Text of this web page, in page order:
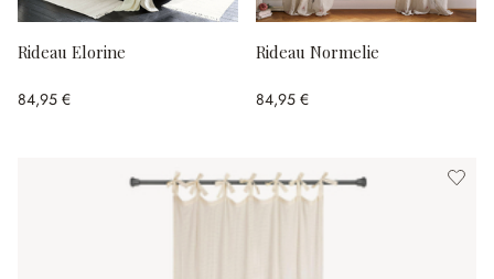
Rideau Elorine
84,95 €
Rideau Normelie
84,95 €